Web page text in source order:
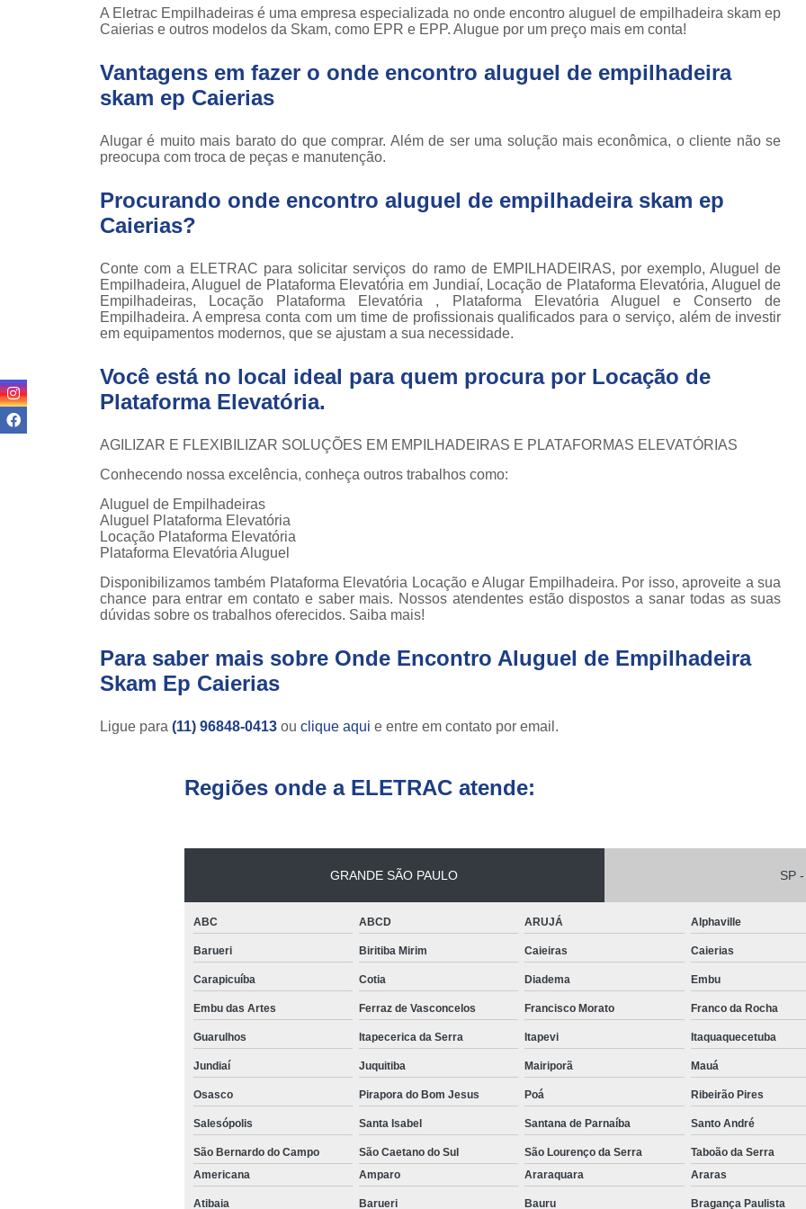
Locação de
empilhadeiras
empilhadeiras
Paleteiras
manuais
Peças para
empilhadeira
empilhadeira still
Peças para
empilhadeiras
Venda de
empilhadeiras
Locação de Plataforma Tesoura
Plataforma Tesoura Aluguel
Assistência Técnica de Empilhadeira
Assistência
Assistência
Assistência
Assistência
Assistência Técnica
Assistência
Conserto de Empilhadeira a Gás
Conserto de Empilhadeira
Conserto de
Conserto de
Empilhadeira
Empilhadeira
Empilhadeira
Empilhadeira
Empilhadeira
Empilhadeira
Empilhadeira
Empilhadeira
Empilhadeira
Empilhadeira à
A Eletrac Empilhadeiras é uma empresa especializada no onde encontro aluguel de empilhadeira skam ep
Caierias e outros modelos da Skam, como EPR e EPP. Alugue por um preço mais em conta!
Vantagens em fazer o onde encontro aluguel de empilhadeira
skam ep Caierias
Alugar é muito mais barato do que comprar. Além de ser uma solução mais econômica, o cliente não se
preocupa com troca de peças e manutenção.
Procurando onde encontro aluguel de empilhadeira skam ep
Caierias?
Conte com a ELETRAC para solicitar serviços do ramo de EMPILHADEIRAS, por exemplo, Aluguel de
Empilhadeira, Aluguel de Plataforma Elevatória em Jundiaí, Locação de Plataforma Elevatória, Aluguel de
Empilhadeiras, Locação Plataforma Elevatória , Plataforma Elevatória Aluguel e Conserto de
Empilhadeira. A empresa conta com um time de profissionais qualificados para o serviço, além de investir
em equipamentos modernos, que se ajustam a sua necessidade.
Você está no local ideal para quem procura por Locação de
Plataforma Elevatória.
AGILIZAR E FLEXIBILIZAR SOLUÇÕES EM EMPILHADEIRAS E PLATAFORMAS ELEVATÓRIAS
Conhecendo nossa excelência, conheça outros trabalhos como:
Aluguel de Empilhadeiras
Aluguel Plataforma Elevatória
Locação Plataforma Elevatória
Plataforma Elevatória Aluguel
Disponibilizamos também Plataforma Elevatória Locação e Alugar Empilhadeira. Por isso, aproveite a sua
chance para entrar em contato e saber mais. Nossos atendentes estão dispostos a sanar todas as suas
dúvidas sobre os trabalhos oferecidos. Saiba mais!
Para saber mais sobre Onde Encontro Aluguel de Empilhadeira
Skam Ep Caierias
Ligue para (11) 96848-0413 ou clique aqui e entre em contato por email.
Regiões onde a ELETRAC atende:
GRANDE SÃO PAULO SP
ABC ABCD ARUJÁ Alphaville
Barueri Biritiba Mirim Caieiras Caierias
Carapicuíba Cotia Diadema Embu
Embu das Artes Ferraz de Vasconcelos Francisco Morato Franco da Rocha
Guarulhos Itapecerica da Serra Itapevi Itaquaquecetuba
Jundiaí Juquitiba Mairiporã Mauá
Osasco Pirapora do Bom Jesus Poá Ribeirão Pires
Salesópolis Santa Isabel Santana de Parnaíba Santo André
São Bernardo do Campo São Caetano do Sul São Lourenço da Serra Taboão da Serra
Americana
Amparo Araraquara Araras
Atibaia Barueri Bauru Bragança Paulista